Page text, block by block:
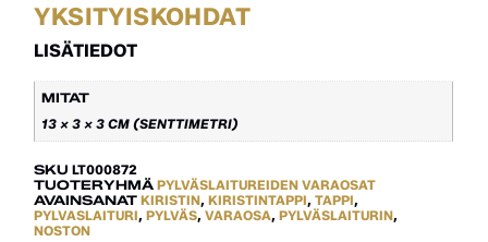
YKSITYISKOHDAT
LISÄTIEDOT
MITAT
13 × 3 × 3 CM (SENTTIMETRI)
SKULT000872
TUOTERYHMÄ PYLVÄSLAITUREIDEN VARAOSAT
AVAINSANAT KIRISTIN,KIRISTINTAPPI,TAPPI,
PYLVASLAITURI,PYLVÄS,VARAOSA,PYLVÄSLAITURIN,
NOSTON